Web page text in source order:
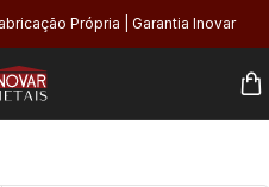
Própria | Garantia Inovar